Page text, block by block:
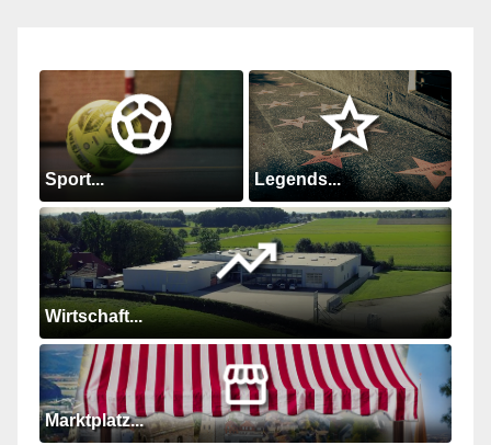
Sport... Legends...
Wirtschaft...
Marktplatz...